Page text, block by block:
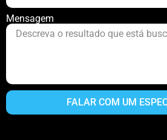
Mensagem
FALAR COM UM